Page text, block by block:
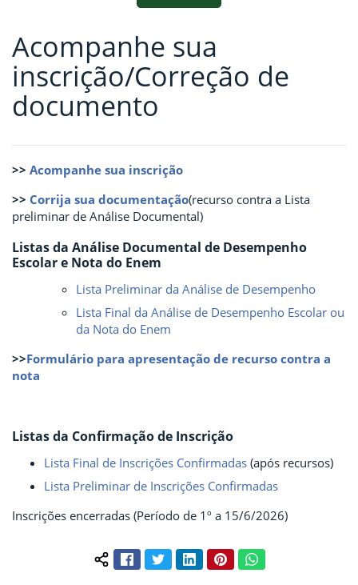
Fim da navegação
Início do conteúdo
Acompanhe sua
inscrição/Correção de
documento
>> Acompanhe sua inscrição
>> Corrija sua documentação(recurso contra a Lista
preliminar de Análise Documental)
Listas da Análise Documental de Desempenho
Escolar e Nota do Enem
Lista Preliminar da Análise de Desempenho
Lista Final da Análise de Desempenho Escolar ou
da Nota do Enem
>>Formulário para apresentação de recurso contra a
nota
Listas da Confirmação de Inscrição
Lista Final de Inscrições Confirmadas (após recursos)
Lista Preliminar de Inscrições Confirmadas
Inscrições encerradas (Período de 1º a 15/6/2026)
Compartilhar conteúdo:
FacebookTwitterLinkedInPinterestWhatsApp